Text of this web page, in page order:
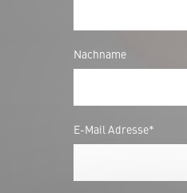
Nachname
E-Mail Adresse*